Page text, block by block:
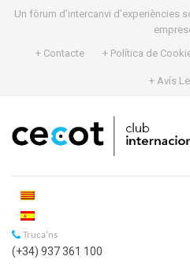
Un fòrum d’intercanvi d’experiències
+ Contacte
+ Política de
+ Avís
Truca'ns
(+34) 937 361 100